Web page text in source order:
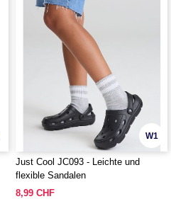
W1
Just Cool JC093 - Leichte und
flexible Sandalen
8,99 CHF